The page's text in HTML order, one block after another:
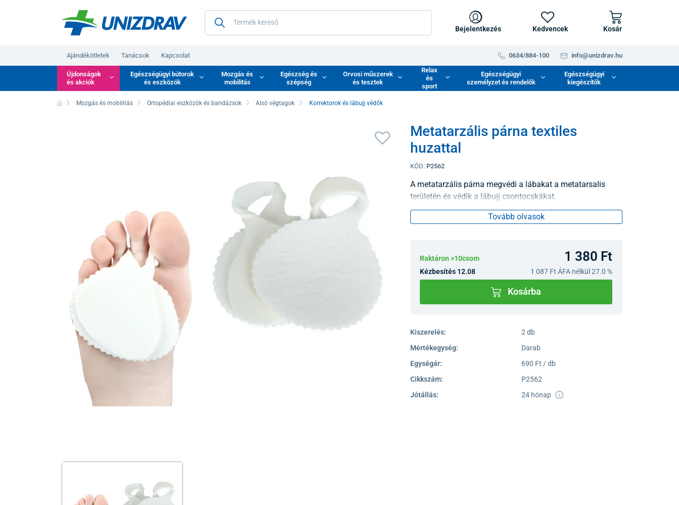
Bejelentkezés Kedvencek Kosár
Ajándékötletek Tanácsok Kapcsolat 0634/884-100 info@unizdrav.hu
Újdonságok
és akciók
Egészségügyi bútorok
és eszközök
Mozgás és
mobilitás
Egészség és
szépség
Orvosi műszerek
és tesztek
Relax
és
sport
Egészségügyi
személyzet és rendelők
Egészségügyi
kiegészítők
Mozgás és mobilitás Ortopédiai eszközök és bandázsok Alsó végtagok Korrektorok és lábujj védők
Metatarzális párna textiles
huzattal
KÓD: P2562
A metatarzális párna megvédi a lábakat a metatarsalis
területén és védik a lábujj csontocskákat.
Tovább olvasok
Raktáron >10csom 1 380 Ft
Kézbesítés 12.08 1 087 Ft ÁFA nélkül 27.0 %
Kosárba
Kiszerelés:
2 db
Mértékegység:
Darab
Egységár:
690 Ft / db
Cikkszám:
P2562
Jótállás:
24 hónap